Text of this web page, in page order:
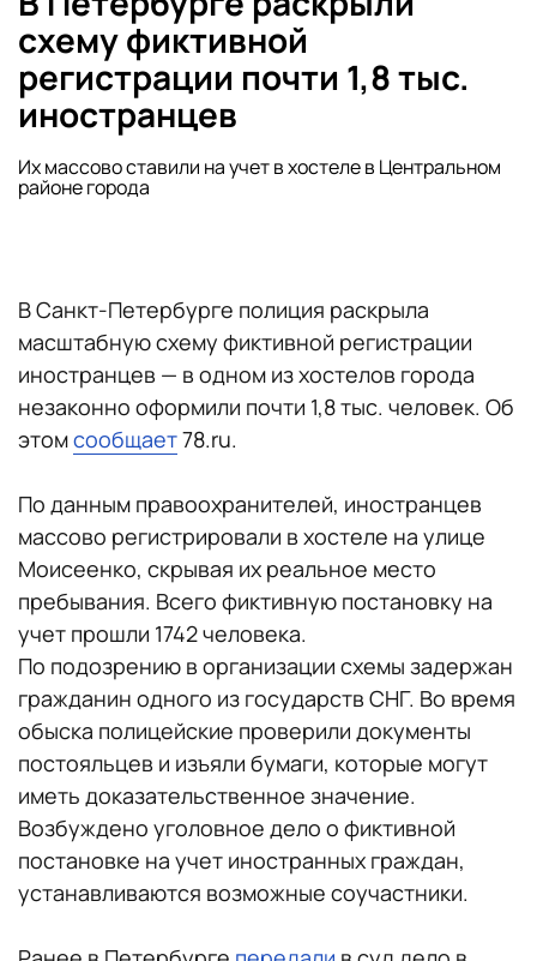
схему фиктивной
регистрации почти 1,8 тыс.
иностранцев
Их массово ставили на учет в хостеле в Центральном
районе города
В Санкт-Петербурге полиция раскрыла
масштабную схему фиктивной регистрации
иностранцев — в одном из хостелов города
незаконно оформили почти 1,8 тыс. человек. Об
этомсообщает78.ru.
По данным правоохранителей, иностранцев
массово регистрировали в хостеле на улице
Моисеенко, скрывая их реальное место
пребывания. Всего фиктивную постановку на
учет прошли 1742 человека.
По подозрению в организации схемы задержан
гражданин одного из государств СНГ. Во время
обыска полицейские проверили документы
постояльцев и изъяли бумаги, которые могут
иметь доказательственное значение.
Возбуждено уголовное дело о фиктивной
постановке на учет иностранных граждан,
устанавливаются возможные соучастники.